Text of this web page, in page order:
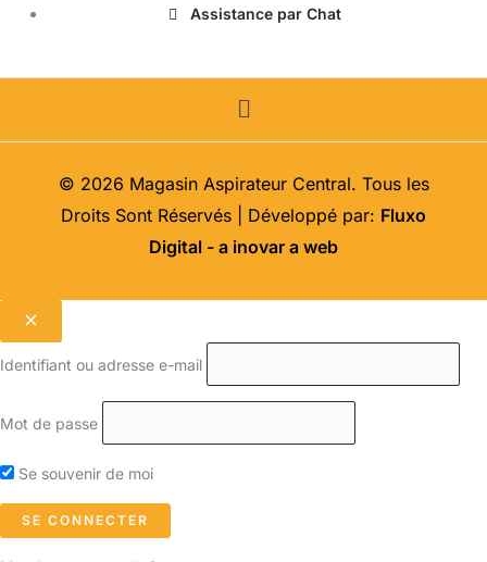
Assistance par Chat
Menu
© 2026 Magasin Aspirateur Central. Tous les
Droits Sont Réservés | Développé par: Fluxo
Digital - a inovar a web
Identifiant ou adresse e-mail
Mot de passe
Se souvenir de moi